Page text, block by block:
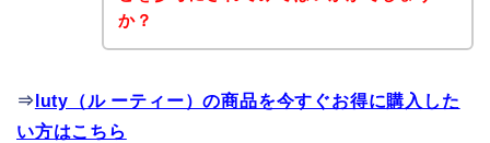
か？
⇒ luty（ル ーティー）の商品を今すぐお得に購入した
い方はこちら